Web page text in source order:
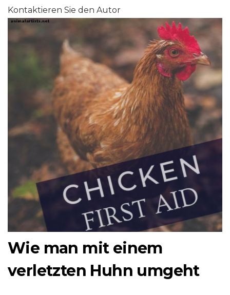
Kontaktieren Sie den Autor
Wie man mit einem
verletzten Huhn umgeht